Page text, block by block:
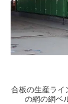
合板の生産ライ
の網の網ベ